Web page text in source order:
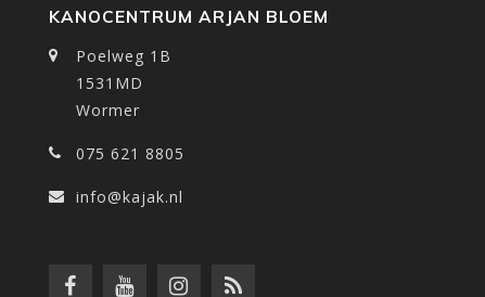
KANOCENTRUM ARJAN BLOEM
Poelweg 1B
1531MD
Wormer
075 621 8805
info@kajak.nl